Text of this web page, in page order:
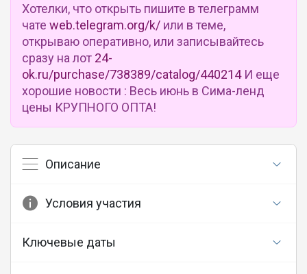
Хотелки, что открыть пишите в телеграмм
чате web.telegram.org/k/ или в теме,
открываю оперативно, или записывайтесь
сразу на лот 24-
ok.ru/purchase/738389/catalog/440214И еще
хорошие новости : Весь июнь в Сима-ленд
цены КРУПНОГО ОПТА!
Описание
Условия участия
Ключевые даты